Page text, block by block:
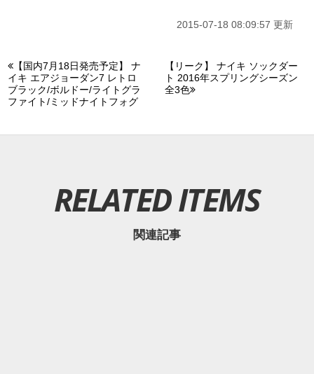
2015-07-18 08:09:57 更新
【国内7月18日発売予定】 ナ
イキ エアジョーダン7 レトロ
ブラック/ボルドー/ライトグラ
ファイト/ミッドナイトフォグ
【リーク】 ナイキ ソックダー
ト 2016年スプリングシーズン
全3色
RELATED ITEMS
関連記事